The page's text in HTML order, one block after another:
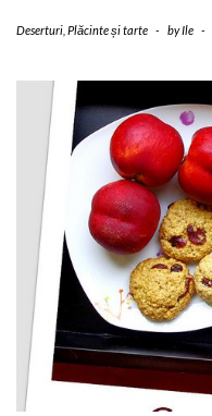
Deserturi Plăcinte și tarte - byIle -